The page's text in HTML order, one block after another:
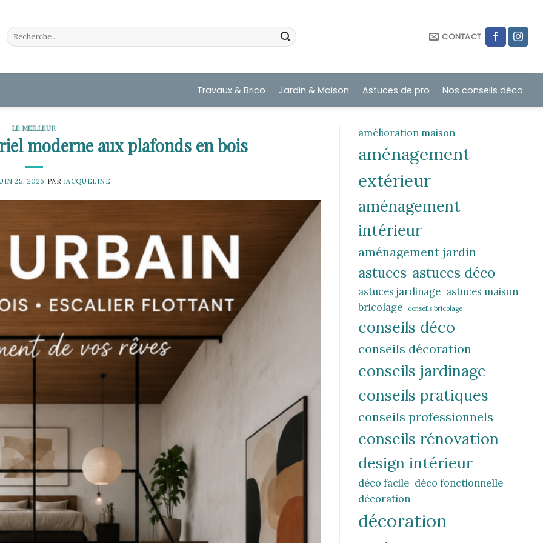
CONTACT
Travaux & Brico Jardin & Maison Astuces de pro Nos conseils déco
LE MEILLEUR
moderne aux plafonds en bois
25, 2026 PAR JACQUELINE
amélioration maison
aménagement
extérieur
aménagement
intérieur
aménagement jardin
astuces astuces déco
astuces jardinage astuces maison
bricolage
conseils bricolage
conseils déco
conseils décoration
conseils jardinage
conseils pratiques
conseils professionnels
conseils rénovation
design intérieur
déco facile déco fonctionnelle
décoration
décoration